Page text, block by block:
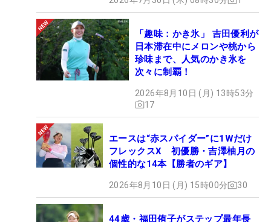
「趣味：かき氷」 吉田優利が
日本滞在中にメロンや桃から
珍味まで、人気のかき氷を
次々に制覇！
2026年8月10日 (月) 13時53分
17
エースは“赤スパイダー”に1Wだけ
フレックスX 初優勝・吉澤柚月の
個性的な14本【勝者のギア】
2026年8月10日 (月) 15時00分 30
44歳・福田侑子がステップ最年長